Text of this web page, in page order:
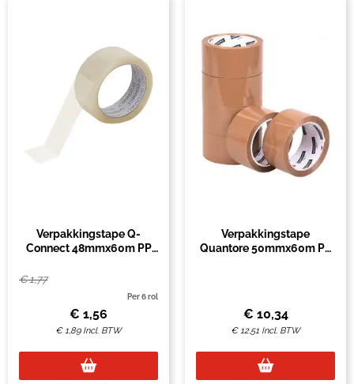
Verpakkingstape Q-
Connect 48mmx60m PP
€1,77
Per 6 rol
€ 1,56
€1,89 Incl. BTW
Verpakkingstape
Quantore 50mmx60m PP
€ 10,34
€12,51 Incl. BTW